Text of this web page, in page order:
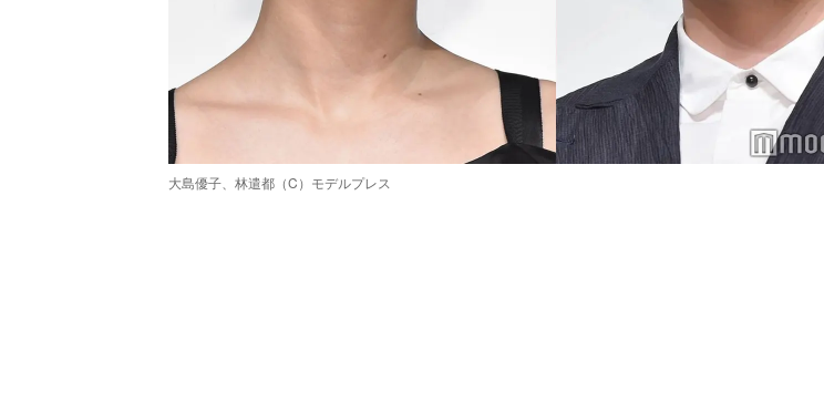
大島優子、林遣都（C）モデルプレス